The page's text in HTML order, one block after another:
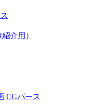
介用）
CGパース